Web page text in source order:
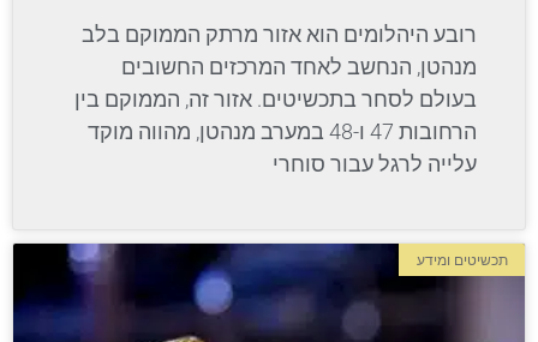
רובע היהלומים הוא אזור מרתק הממוקם בלב
מנהטן, הנחשב לאחד המרכזים החשובים
בעולם לסחר בתכשיטים. אזור זה, הממוקם בין
הרחובות 47 ו-48 במערב מנהטן, מהווה מוקד
עלייה לרגל עבור סוחרי
תכשיטים ומידע